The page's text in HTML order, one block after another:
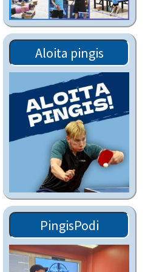
Aloita pingis
PingisPodi